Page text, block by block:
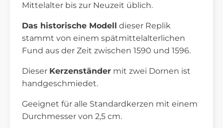
Mittelalter bis zur Neuzeit üblich.
Das historische Modell
dieser Replik
stammt von einem spätmittelalterlichen
Fund aus der Zeit zwischen 1590 und 1596.
Dieser Kerzenständer mit zwei Dornen ist
handgeschmiedet.
Geeignet für alle Standardkerzen mit einem
Durchmesser von 2,5 cm.